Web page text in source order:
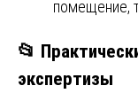
помещение,
📂
экспертизы